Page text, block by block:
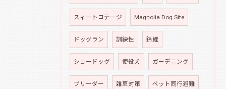
スィートコテージ Magnolia Dog Site
ドッグラン 訓練性 錦鯉
ショードッグ 使役犬 ガーデニング
ブリーダー 雑草対策 ペット同行避難